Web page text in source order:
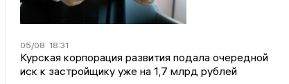
05/08 18:31
Курская корпорация развития подала очередной
иск к застройщику уже на 1,7 млрд рублей